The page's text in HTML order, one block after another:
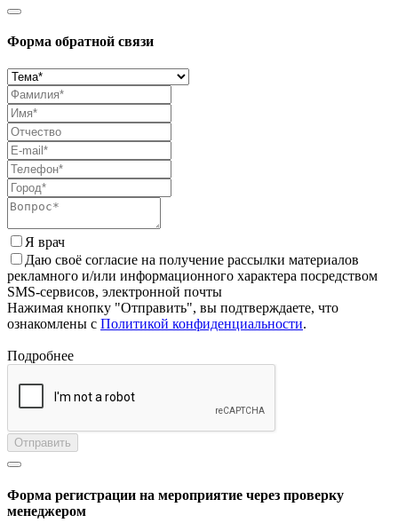
Форма обратной связи
Я врач
Даю своё согласие на получение рассылки материалов
рекламного и/или информационного характера посредством
SMS-сервисов, электронной почты
Нажимая кнопку "Отправить", вы подтверждаете, что
ознакомлены с Политикой конфиденциальности.
Подробнее
Отправить
Форма регистрации на мероприятие через проверку
менеджером